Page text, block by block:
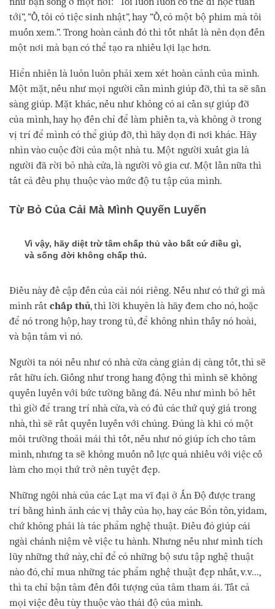
tới”, “Ồ, tôi có tiệc sinh nhật”, hay “Ồ, có một bộ phim mà tôi
muốn xem.”. Trong hoàn cảnh đó thì tốt nhất là nên dọn đến
một nơi mà bạn có thể tạo ra nhiều lợi lạc hơn.
Hiển nhiên là luôn luôn phải xem xét hoàn cảnh của mình.
Một mặt, nếu như mọi người cần mình giúp đỡ, thì ta sẽ sẵn
sàng giúp. Mặt khác, nếu như không có ai cần sự giúp đỡ
của mình, hay họ đến chỉ để làm phiền ta, và không ở trong
vị trí để mình có thể giúp đỡ, thì hãy dọn đi nơi khác. Hãy
nhìn vào cuộc đời của một nhà tu. Một người xuất gia là
người đã rời bỏ nhà cửa, là người vô gia cư. Một lần nữa thì
tất cả đều phụ thuộc vào mức độ tu tập của mình.
Từ Bỏ Của Cải Mà Mình Quyến Luyến
Vì vậy, hãy diệt trừ tâm chấp thủ vào bất cứ điều gì,
và sống đời không chấp thủ.
Điều này đề cập đến của cải nói riêng. Nếu như có thứ gì mà
mình rất chấp thủ, thì lời khuyên là hãy đem cho nó, hoặc
để nó trong hộp, hay trong tủ, để không nhìn thấy nó hoài,
và bận tâm vì nó.
Người ta nói nếu như có nhà cửa càng giản dị càng tốt, thì sẽ
rất hữu ích. Giống như trong hang động thì mình sẽ không
quyến luyến với bức tường bằng đá. Nếu như mình bỏ hết
thì giờ để trang trí nhà cửa, và có đủ các thứ quý giá trong
nhà, thì sẽ rất quyến luyến với chúng. Đúng là khi có một
môi trường thoải mái thì tốt, nếu như nó giúp ích cho tâm
mình, nhưng ta sẽ không muốn nỗ lực quá nhiều với việc cố
làm cho mọi thứ trở nên tuyệt đẹp.
Những ngôi nhà của các Lạt ma vĩ đại ở Ấn Độ được trang
trí bằng hình ảnh các vị thầy của họ, hay các Bổn tôn, yidam,
chứ không phải là tác phẩm nghệ thuật. Điều đó giúp cái
ngài chánh niệm về việc tu hành. Nhưng nếu như mình tích
lũy những thứ này, chỉ để có những bộ sưu tập nghệ thuật
nào đó, chỉ mua những tác phẩm nghệ thuật đẹp nhất, v.v...,
thì ta chỉ bận tâm đến đối tượng của tâm tham ái. Tất cả
mọi việc đều tùy thuộc vào thái độ của mình.